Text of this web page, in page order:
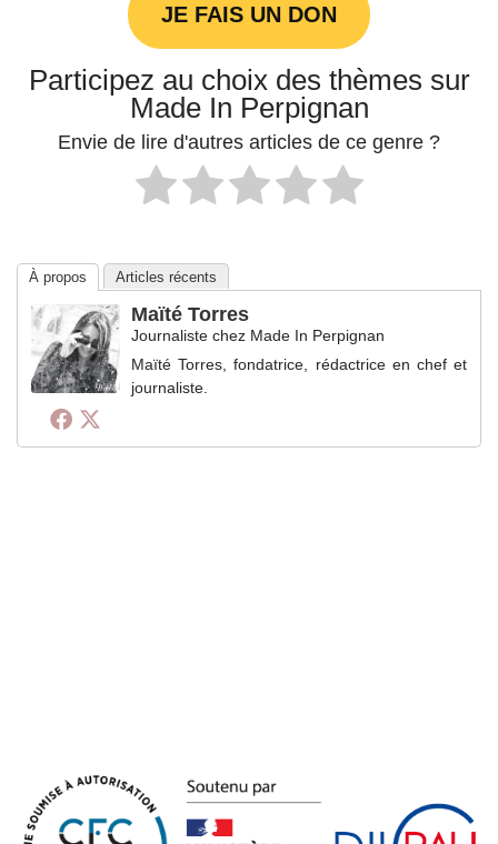
JE FAIS UN DON
Participez au choix des thèmes sur
Made In Perpignan
Envie de lire d'autres articles de ce genre ?
À propos Articles récents
Maïté Torres
Journaliste chez Made In Perpignan
Maïté Torres, fondatrice, rédactrice en chef et
journaliste.